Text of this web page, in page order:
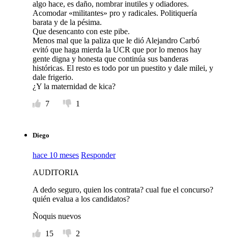
algo hace, es daño, nombrar inutiles y odiadores.
Acomodar «militantes» pro y radicales. Politiquería
barata y de la pésima.
Que desencanto con este pibe.
Menos mal que la paliza que le dió Alejandro Carbó
evitó que haga mierda la UCR que por lo menos hay
gente digna y honesta que continúa sus banderas
históricas. El resto es todo por un puestito y dale milei, y
dale frigerio.
¿Y la maternidad de kica?
7
1
Diego
hace 10 meses Responder
AUDITORIA
A dedo seguro, quien los contrata? cual fue el concurso?
quién evalua a los candidatos?
Ñoquis nuevos
15
2